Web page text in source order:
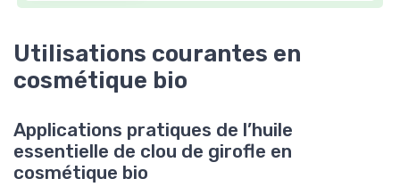
Utilisations courantes en
cosmétique bio
Applications pratiques de l’huile
essentielle de clou de girofle en
cosmétique bio